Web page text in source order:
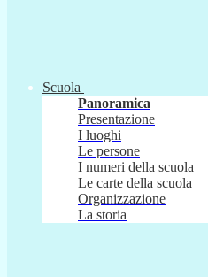
Scuola
Panoramica
Presentazione
I luoghi
Le persone
I numeri della scuola
Le carte della scuola
Organizzazione
La storia